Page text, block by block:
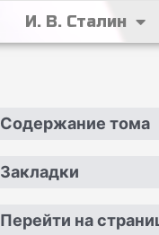
И. В. Сталин
Содержание тома
Закладки
Перейти на